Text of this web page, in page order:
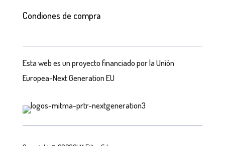
Condiones de compra
Esta web es un proyecto financiado por la Unión
Europea-Next Generation EU